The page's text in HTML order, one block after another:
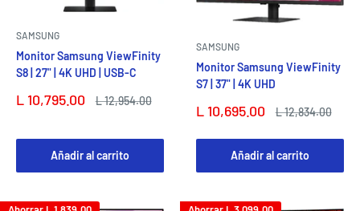
SAMSUNG
Monitor Samsung ViewFinity
S8 | 27" | 4K UHD | USB-C
Precio
L 10,795.00
Precio
L 12,954.00
Añadir al carrito
SAMSUNG
Monitor Samsung ViewFinity
S7 | 37" | 4K UHD
Precio
venta
L 10,695.00
Precio
L 12,834.00
Añadir al carrito